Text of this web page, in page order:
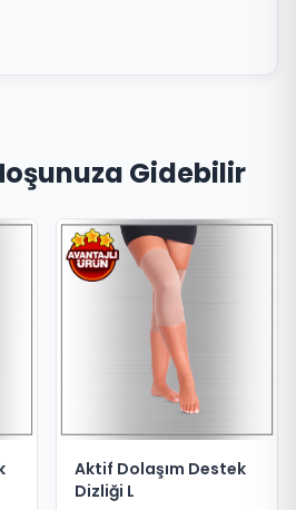
Gidebilir
Aktif Dolaşım Destek
Dizliği L